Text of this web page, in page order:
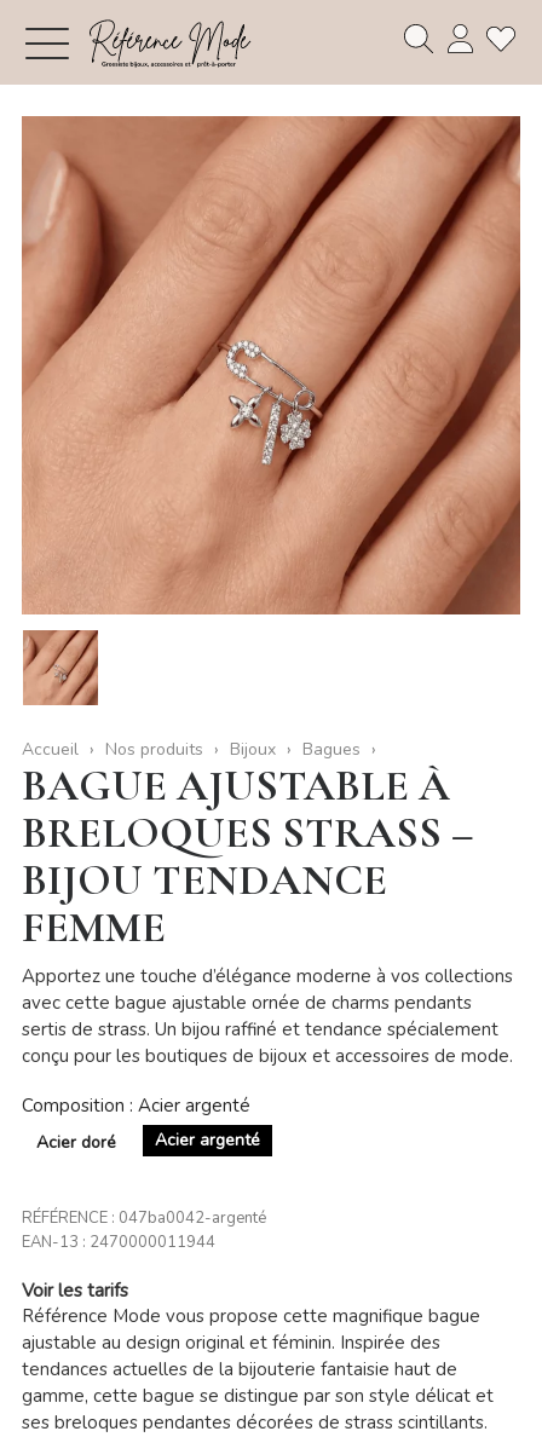
Accueil Nos produits Bijoux Bagues
BAGUE AJUSTABLE À
BRELOQUES STRASS –
BIJOU TENDANCE
FEMME
Apportez une touche d’élégance moderne à vos collections
avec cette bague ajustable ornée de charms pendants
sertis de strass. Un bijou raffiné et tendance spécialement
conçu pour les boutiques de bijoux et accessoires de mode.
Composition : Acier argenté
Acier doré Acier argenté
RÉFÉRENCE : 047ba0042-argenté
EAN-13 : 2470000011944
Voir les tarifs
Référence Mode vous propose cette magnifique bague
ajustable au design original et féminin. Inspirée des
tendances actuelles de la bijouterie fantaisie haut de
gamme, cette bague se distingue par son style délicat et
ses breloques pendantes décorées de strass scintillants.